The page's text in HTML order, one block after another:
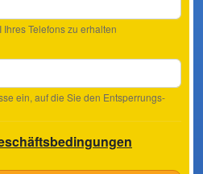
Telefons zu erhalten
ein, auf die Sie den Entsperrungs-